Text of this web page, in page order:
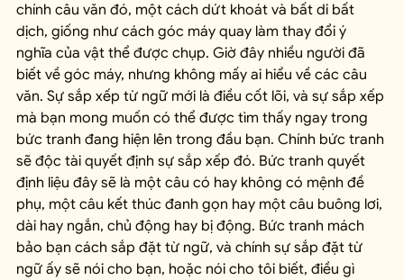
chính câu văn đó, một cách dứt khoát và bất di bất
dịch, giống như cách góc máy quay làm thay đổi ý
nghĩa của vật thể được chụp. Giờ đây nhiều người đã
biết về góc máy, nhưng không mấy ai hiểu về các câu
văn. Sự sắp xếp từ ngữ mới là điều cốt lõi, và sự sắp xếp
mà bạn mong muốn có thể được tìm thấy ngay trong
bức tranh đang hiện lên trong đầu bạn. Chính bức tranh
sẽ độc tài quyết định sự sắp xếp đó. Bức tranh quyết
định liệu đây sẽ là một câu có hay không có mệnh đề
phụ, một câu kết thúc đanh gọn hay một câu buông lơi,
dài hay ngắn, chủ động hay bị động. Bức tranh mách
bảo bạn cách sắp đặt từ ngữ, và chính sự sắp đặt từ
ngữ ấy sẽ nói cho bạn, hoặc nói cho tôi biết, điều gì